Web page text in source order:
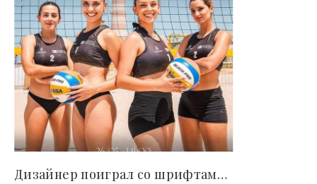
Дизайнер поиграл со шрифтами и проиграл (2 фото)..